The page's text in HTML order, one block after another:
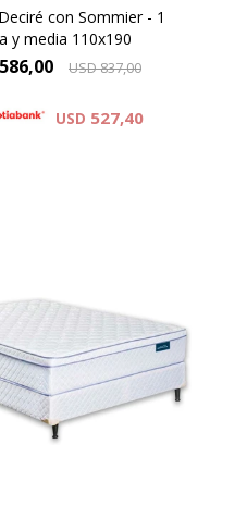
con Sommier - 1
y media 110x190
586,00 USD837,00
USD 527,40
- ONE SIDE, Altura
24 cm y 59 cm la
colchón y el sommier.
Densidad 30 Kg